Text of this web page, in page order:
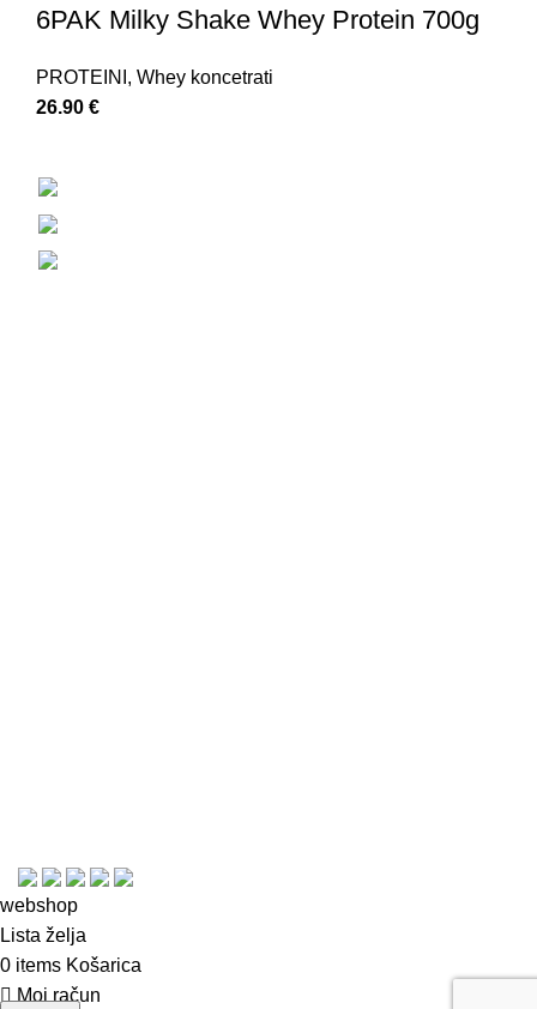
6PAK Milky Shake Whey Protein 700g
PROTEINI , Whey koncetrati
26.90 €
webshop
Lista želja
0 items Košarica
Moj račun